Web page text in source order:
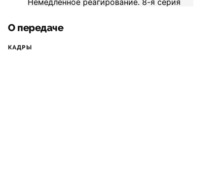
О передаче
КАДРЫ